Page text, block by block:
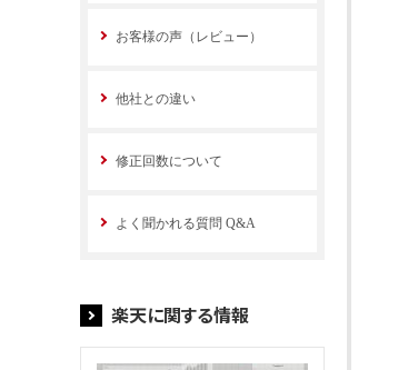
お客様の声（レビュー）
他社との違い
修正回数について
よく聞かれる質問 Q&A
楽天に関する情報